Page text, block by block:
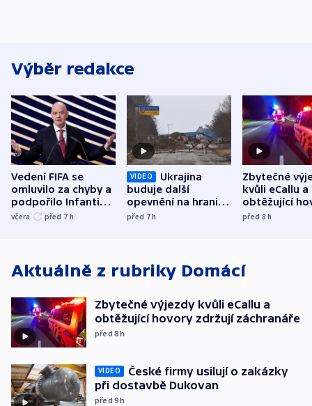
Výběr redakce
Vedení FIFA se
omluvilo za chyby a
podpořilo Infantina.
UEFA trvá na
včera před 7 h
VIDEO
Ukrajina
buduje další
opevnění na hranici
s Běloruskem
před 7h
Zbytečné
kvůli eCallu a
obtěžující
zdržují
před 8h
Aktuálně z rubriky Domácí
Zbytečné výjezdy kvůli eCallu a
obtěžující hovory zdržují záchranáře
před 8h
VIDEO
České firmy usilují o zakázky
při dostavbě Dukovan
před 9h